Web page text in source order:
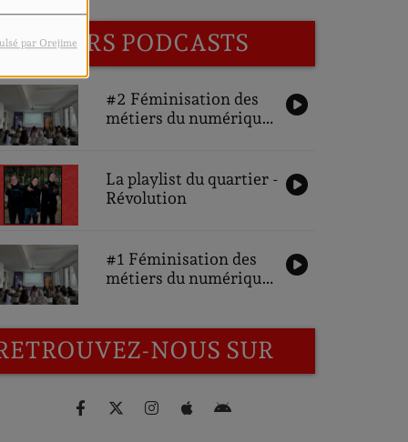
par Orejime PODCASTS
#2 Féminisation des
métiers du numérique,
des partenaires
La playlist du quartier -
Révolution
#1 Féminisation des
métiers du numérique,
des participantes
NOUS SUR